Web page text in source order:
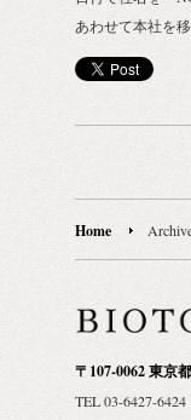
あわせて本社を
ク・ナチュラル
ートしたしまし
式会社
変更するととも
社名 : NOSE
inc.） 旧社名 : 株
BIOTOPE INC.
エア B1F 社名変
NOSE SHOPのミ
とわたしたちは
Home
〒107-0062 東京
TEL 03-6427-6424